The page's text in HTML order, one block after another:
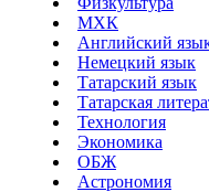
МХК
Английский
Немецкий язык
Татарский язык
Татарская
Технология
Экономика
ОБЖ
Астрономия